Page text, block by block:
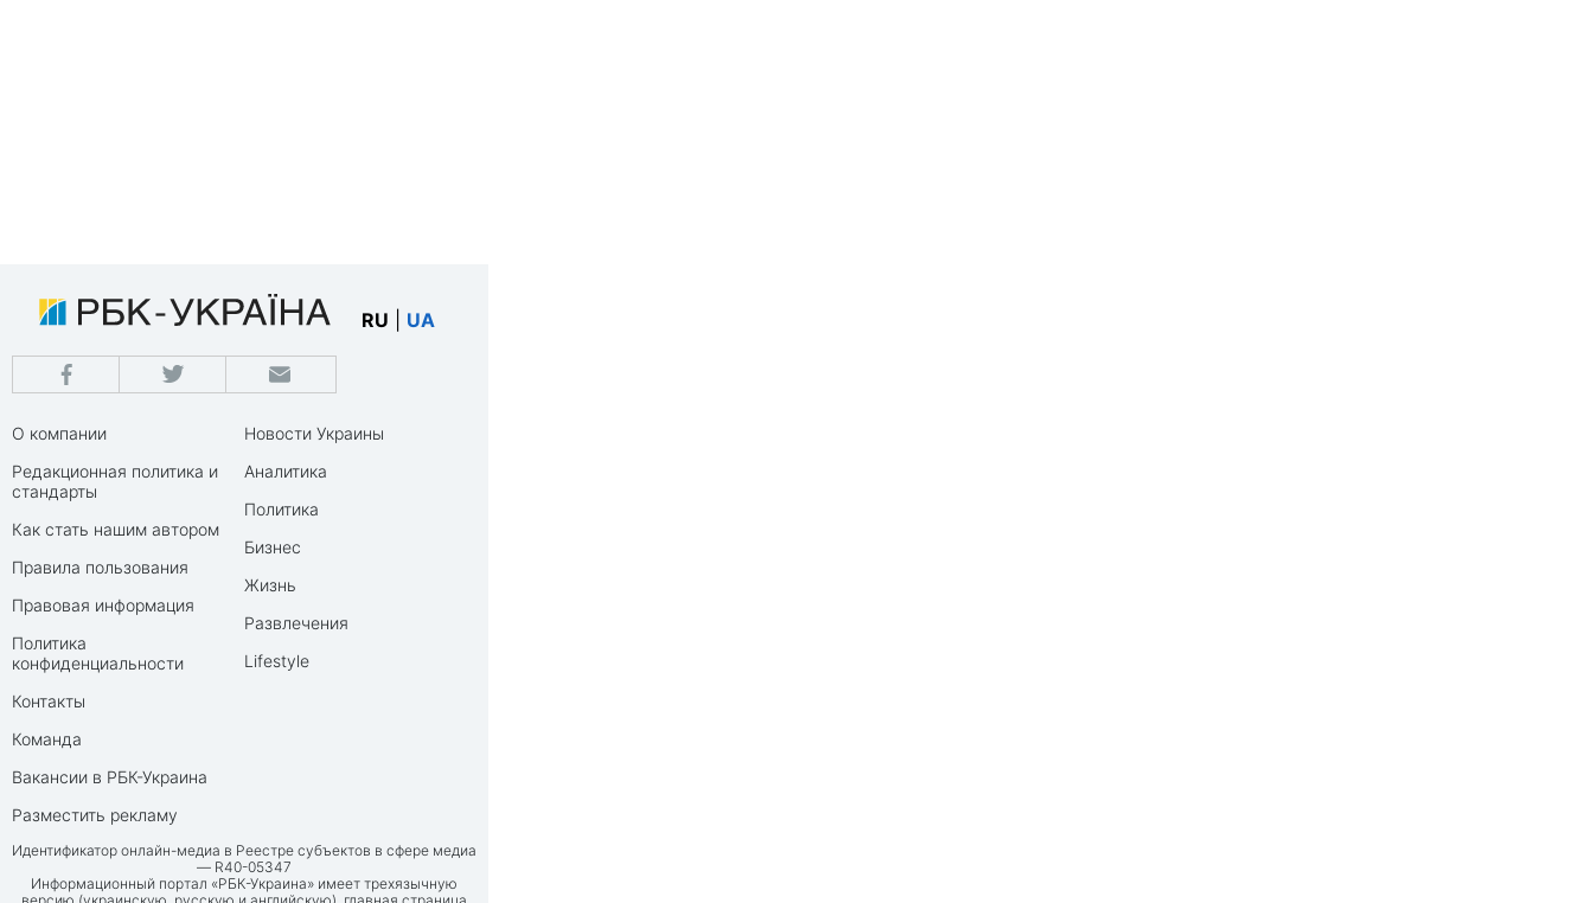
RU UA
О компании
Редакционная политика и
стандарты
Как стать нашим автором
Правила пользования
Правовая информация
Политика
конфиденциальности
Контакты
Команда
Вакансии в РБК-Украина
Разместить рекламу
Новости Украины
Аналитика
Политика
Бизнес
Жизнь
Развлечения
Lifestyle
Идентификатор онлайн-медиа в Реестре субъектов в сфере медиа
— R40-05347
Информационный портал «РБК-Украина» имеет трехязычную